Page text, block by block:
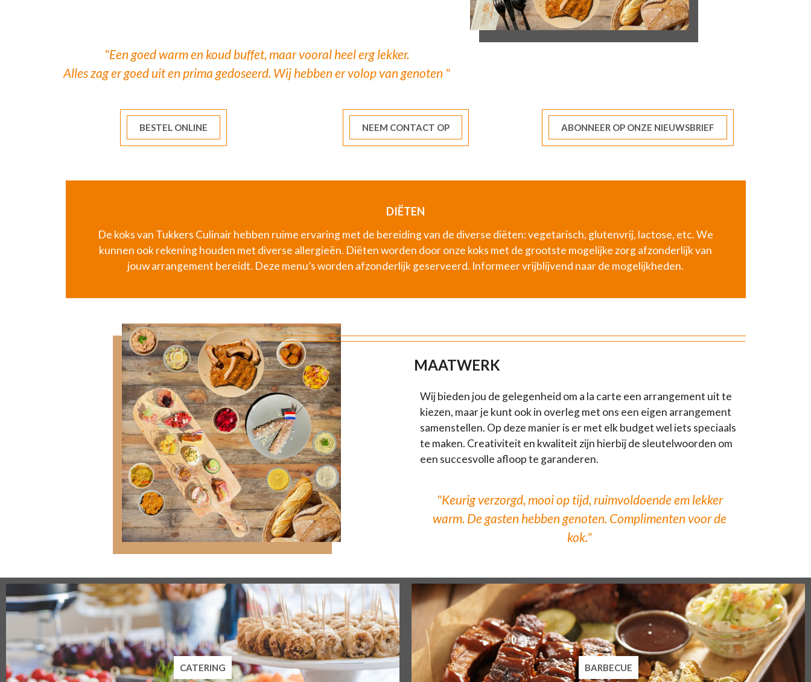
"Een goed warm en koud buffet, maar vooral heel erg lekker.
Alles zag er goed uit en prima gedoseerd. Wij hebben er volop van genoten "
BESTEL ONLINE NEEM CONTACT OP ABONNEER OP ONZE NIEUWSBRIEF
DIËTEN
De koks van Tukkers Culinair hebben ruime ervaring met de bereiding van de diverse diëten: vegetarisch, glutenvrij, lactose, etc. We
kunnen ook rekening houden met diverse allergieën. Diëten worden door onze koks met de grootste mogelijke zorg afzonderlijk van
jouw arrangement bereidt. Deze menu’s worden afzonderlijk geserveerd. Informeer vrijblijvend naar de mogelijkheden.
MAATWERK
Wij bieden jou de gelegenheid om a la carte een arrangement uit te
kiezen, maar je kunt ook in overleg met ons een eigen arrangement
samenstellen. Op deze manier is er met elk budget wel iets speciaals
te maken. Creativiteit en kwaliteit zijn hierbij de sleutelwoorden om
een succesvolle afloop te garanderen.
"Keurig verzorgd, mooi op tijd, ruimvoldoende em lekker
warm. De gasten hebben genoten. Complimenten voor de
kok."
CATERING BARBECUE